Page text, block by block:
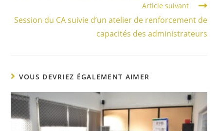
Article suivant
Session du CA suivie d’un atelier de renforcement de
capacités des administrateurs
VOUS DEVRIEZ ÉGALEMENT AIMER